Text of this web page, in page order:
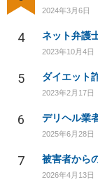
2024年3月6日
4 ネット弁護
2023年10月4日
5 ダイエット
2023年2月17日
6 デリヘル業
2025年6月28日
7
2026年4月13日